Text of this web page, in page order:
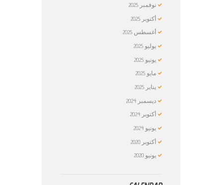
نوفمبر2025
أكتوبر2025
أغسطس2025
يوليو2025
يونيو2025
مايو2025
يناير2025
ديسمبر2024
أكتوبر2024
يونيو2024
أكتوبر2020
يونيو2020